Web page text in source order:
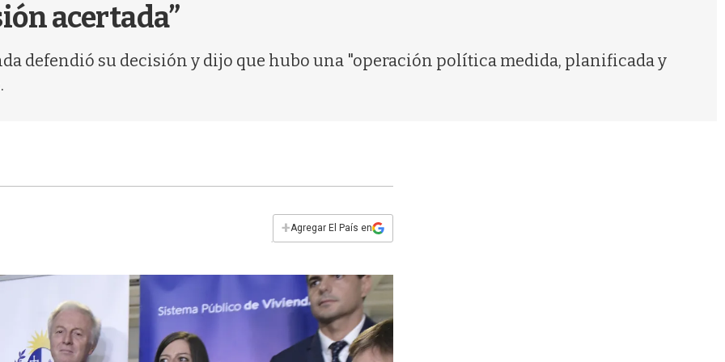
acertada”
defendió su decisión y dijo que hubo una "operación política medida, planificada y
+Agregar El País en